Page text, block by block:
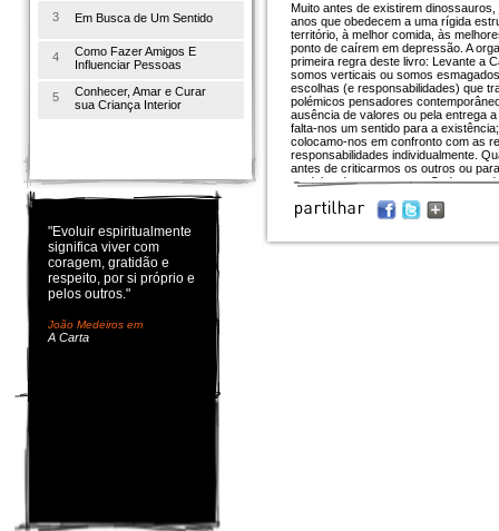
3 Em Busca de Um Sentido
4
Como Fazer Amigos E
Influenciar Pessoas
5
Conhecer, Amar e Curar
sua Criança Interior
"Evoluir espiritualmente
significa viver com
coragem, gratidão e
respeito, por si próprio e
pelos outros."
João Medeiros em
A Carta
Muito antes de existirem
anos que obedecem a uma rígida
território, à melhor comida, às
ponto de caírem em depressão. A
primeira regra deste livro: Levante a
somos verticais ou somos
escolhas (e responsabilidades) que
polémicos pensadores
ausência de valores ou pela entrega
falta-nos um sentido para a
colocamo-nos em confronto com as
responsabilidades individualmente.
antes de criticarmos os outros ou
modelos de pensamento. Cada uma
uma obra corajosa, transformadora,
ascender à ribalta mundial nos
endireitar as costas, o triunfo não